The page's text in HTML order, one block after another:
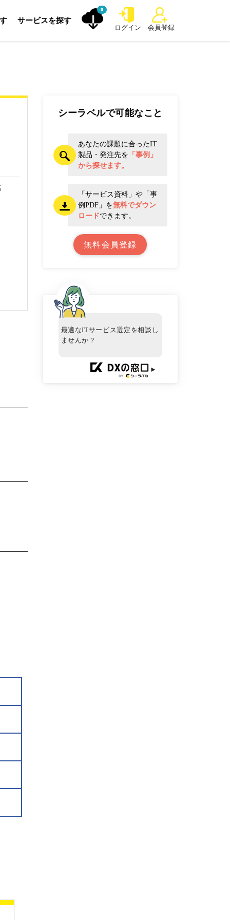
サービスを探す
0
ログイン 会員登録
シーラベルで可能なこと
あなたの課題に合ったIT
製品・発注先を 「事例」
から探せます。
「サービス資料」や「事
例PDF」を無料でダウン
ロードできます。
無料会員登録
最適なITサービス選定を相談し
ませんか？
►